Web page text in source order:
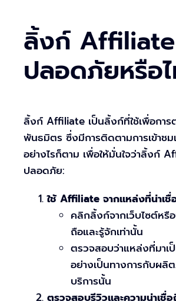
ลิ้งก์ Affiliate
ปลอดภัยหรือ
ลิ้งก์ Affiliate เป็นลิ้งก์ที่ใช้เพื่อการ
พันธมิตร ซึ่งมีการติดตามการเข้าชม
อย่างไรก็ตาม เพื่อให้มั่นใจว่าลิ้งก์
ปลอดภัย:
ใช้ Affiliate จากแหล่งที่น่าเชื่
คลิกลิ้งก์จากเว็บไซต์ห
ถือและรู้จักเท่านั้น
ตรวจสอบว่าแหล่งที่มาเ
อย่างเป็นทางการกับผ
บริการนั้น
ตรวจสอบรีวิวและความน่าเชื่